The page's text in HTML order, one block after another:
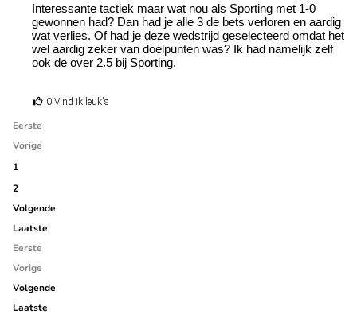
Interessante tactiek maar wat nou als Sporting met 1-0
gewonnen had? Dan had je alle 3 de bets verloren en aardig
wat verlies. Of had je deze wedstrijd geselecteerd omdat het
wel aardig zeker van doelpunten was? Ik had namelijk zelf
ook de over 2.5 bij Sporting.
0 Vind ik leuk's
Eerste
Vorige
1
2
Volgende
Laatste
Eerste
Vorige
Volgende
Laatste